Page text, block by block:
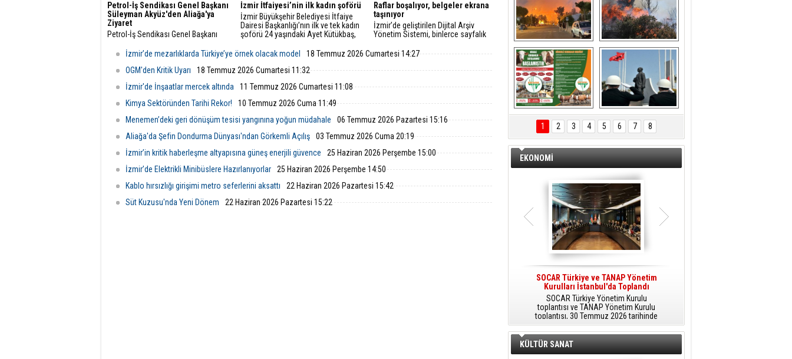
Petrol-İş Sendikası Genel Başkanı
Süleyman Akyüz'den Aliağa'ya
Ziyaret
Petrol-İş Sendikası Genel Başkanı
Aliağa Şubesi'ni ziyaret etti.
İzmir İtfaiyesi’nin ilk kadın şoförü
İzmir Büyükşehir Belediyesi İtfaiye
Dairesi Başkanlığı’nın ilk ve tek kadın
şoförü 24 yaşındaki Ayet Kütükbaş,
yangın ve kurtarma operasyonlarına
Raflar boşalıyor, belgeler ekrana
taşınıyor
İzmir’de geliştirilen Dijital Arşiv
Yönetim Sistemi, binlerce sayfalık
aktarıyor. Belediye iştiraklerinde
kurumlarına yayılması hedefleniyor.
İzmir’de mezarlıklarda Türkiye’ye örnek olacak model
18 Temmuz 2026 Cumartesi 14:27
OGM'den Kritik Uyarı
18 Temmuz 2026 Cumartesi 11:32
İzmir'de İnşaatlar mercek altında
11 Temmuz 2026 Cumartesi 11:08
Kimya Sektöründen Tarihi Rekor!
10 Temmuz 2026 Cuma 11:49
Menemen’deki geri dönüşüm tesisi yangınına yoğun müdahale
06 Temmuz 2026 Pazartesi 15:16
Aliağa'da Şefin Dondurma Dünyası'ndan Görkemli Açılış
03 Temmuz 2026 Cuma 20:19
İzmir’in kritik haberleşme altyapısına güneş enerjili güvence
25 Haziran 2026 Perşembe 15:00
İzmir’de Elektrikli Minibüslere Hazırlanıyorlar
25 Haziran 2026 Perşembe 14:50
Kablo hırsızlığı girişimi metro seferlerini aksattı
22 Haziran 2026 Pazartesi 15:42
Süt Kuzusu'nda Yeni Dönem
22 Haziran 2026 Pazartesi 15:22
Aliağa ‘da  otluk
alanda çıkan
yangın evlere
sıçramadan
söndürüldü
Aliağa'nın Ciğerleri
ÖNAL TARIM
TANITIM FİLMİ
Aliağa'da Polis
Haftası Kutlandı
1 2 3 4 5 6 7 8
EKONOMİ
SOCAR Türkiye ve TANAP Yönetim
Kurulları İstanbul'da Toplandı
SOCAR Türkiye Yönetim Kurulu
toplantısı ve TANAP Yönetim Kurulu
toplantısı, 30 Temmuz 2026 tarihinde
İstanbul’da gerçekleştirildi.
hidrojen teknolojileri alanında yenilikçi
projelere öncülük ediyor.
KÜLTÜR SANAT